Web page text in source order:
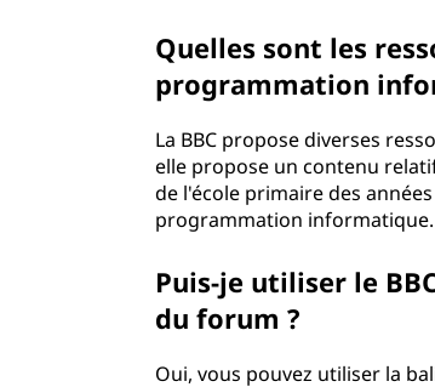
Quelles sont les
programmation
La BBC propose diverses
elle propose un contenu
de l'école primaire des
programmation informatique.
Puis-je utiliser le
du forum ?
Oui, vous pouvez utiliser la